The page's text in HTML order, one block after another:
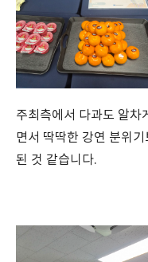
주최측에서 다과도 알차
면서 딱딱한 강연 분위
된 것 같습니다.